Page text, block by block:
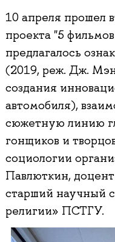
10 апреля прошел
проекта "5
предлагалось
(2019, реж. Дж.
создания
автомобиля),
сюжетную линию
гонщиков и
социологии
Павлюткин,
старший научный
религии» ПСТГУ.